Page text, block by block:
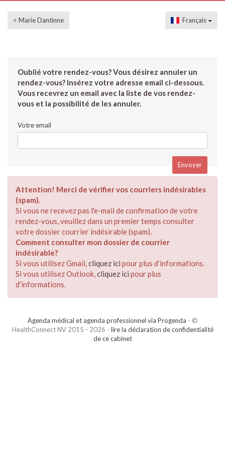
< Marie Dantinne Français
Oublié votre rendez-vous? Vous désirez annuler un
rendez-vous? Insérez votre adresse email ci-dessous.
Vous recevrez un email avec la liste de vos rendez-
vous et la possibilité de les annuler.
Votre email
Attention! Merci de vérifier vos courriers indésirables
(spam).
Si vous ne recevez pas l'e-mail de confirmation de votre
rendez-vous, veuillez dans un premier temps consulter
votre dossier courrier indésirable (spam).
Comment consulter mon dossier de courrier
indésirable?
Si vous utilisez Gmail,cliquez ici pour plus d’informations.
Si vous utilisez Outlook,cliquez ici pour plus
d’informations.
Agenda médical et agenda professionnel via Progenda - ©
HealthConnect NV 2015 - 2026 - lire la déclaration de confidentialité
de ce cabinet